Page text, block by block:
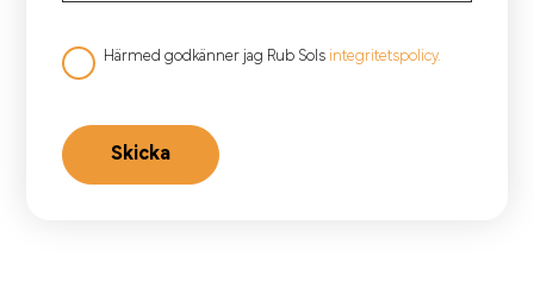
Lämna detta fält tomt.
Härmed godkänner jag Rub Sols integritetspolicy.